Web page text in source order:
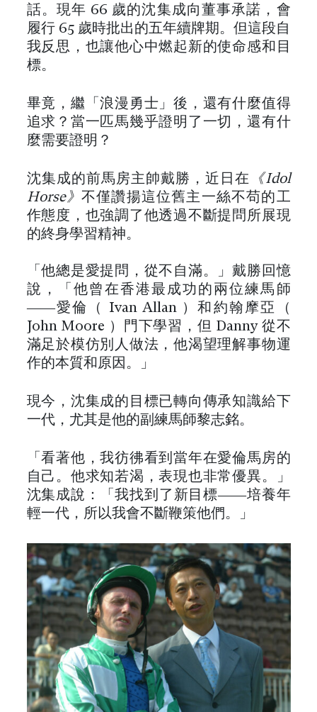
話。現年 66 歲的沈集成向董事承諾，會
履行 65 歲時批出的五年續牌期。但這段自
我反思，也讓他心中燃起新的使命感和目
標。
畢竟，繼「浪漫勇士」後，還有什麼值得
追求？當一匹馬幾乎證明了一切，還有什
麼需要證明？
沈集成的前馬房主帥戴勝，近日在
《Idol
Horse》 不僅讚揚這位舊主一絲不苟的工
作態度，也強調了他透過不斷提問所展現
的終身學習精神。
「他總是愛提問，從不自滿。」戴勝回憶
說，「他曾在香港最成功的兩位練馬師
——愛倫（ Ivan Allan ）和約翰摩亞（
John Moore ）門下學習，但 Danny 從不
滿足於模仿別人做法，他渴望理解事物運
作的本質和原因。」
現今，沈集成的目標已轉向傳承知識給下
一代，尤其是他的副練馬師黎志銘。
「看著他，我彷彿看到當年在愛倫馬房的
自己。他求知若渴，表現也非常優異。」
沈集成說：「我找到了新目標——培養年
輕一代，所以我會不斷鞭策他們。」